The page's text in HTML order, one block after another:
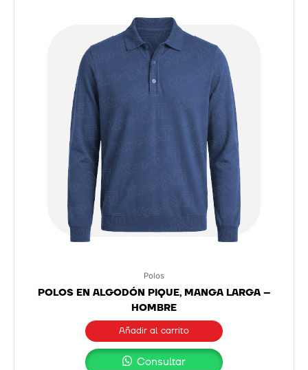
Polos
POLOS EN ALGODÓN PIQUE, MANGA LARGA –
HOMBRE
Añadir al carrito
Consultar